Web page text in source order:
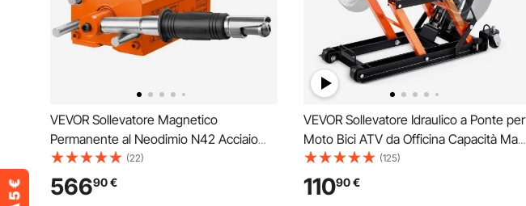
VEVOR Sollevatore Magnetico
Permanente al Neodimio N42 Acciaio
Portata Massima da 2000kg Dimensioni
Base 350x150x168 mm, Sollevatore a
Magneti Permanenti Fattore di Sicurezza
(22)
56690€
VEVOR Sollevatore Idraulico a Ponte per
Moto Bici ATV da Officina Capacità Max.
700kg Altezza Regolabile 12-38,5cm,
Sollevatore Alzamoto con Ruote Officina
Operazione Idraulica con Perno di
(125)
11090€